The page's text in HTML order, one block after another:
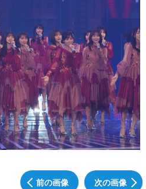
前の画像 次の画像